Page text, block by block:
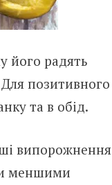
його радять
позитивного
та в обід.
випорожнення
меншими